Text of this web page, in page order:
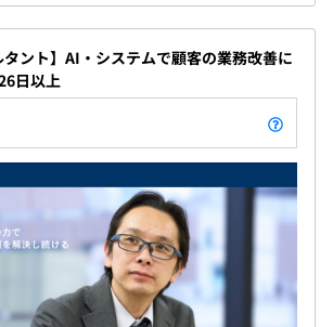
タント】AI・システムで顧客の業務改善に
日以上